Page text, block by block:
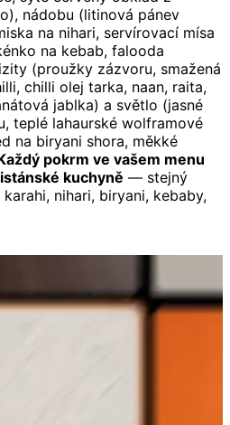
nádobu (litinová pánev
na nihari, servírovací mísa
na kebab, falooda
(proužky zázvoru, smažená
chilli olej tarka, naan, raita,
jablka) a světlo (jasné
teplé lahaurské wolframové
na biryani shora, měkké
pokrm ve vašem menu
kuchyně — stejný
nihari, biryani, kebaby,